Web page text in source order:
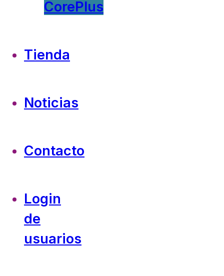
CorePlus
Tienda
Noticias
Contacto
Login
de
usuarios